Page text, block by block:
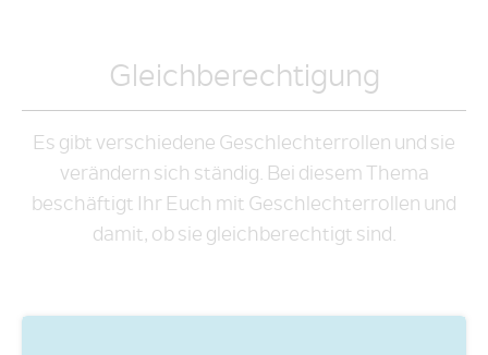
Gleichberechtigung
Es gibt verschiedene Geschlechterrollen und sie
verändern sich ständig. Bei diesem Thema
beschäftigt Ihr Euch mit Geschlechterrollen und
damit, ob sie gleichberechtigt sind.